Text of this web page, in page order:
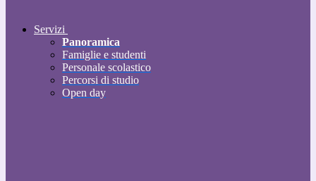
Servizi
Panoramica
Famiglie e studenti
Personale scolastico
Percorsi di studio
Open day